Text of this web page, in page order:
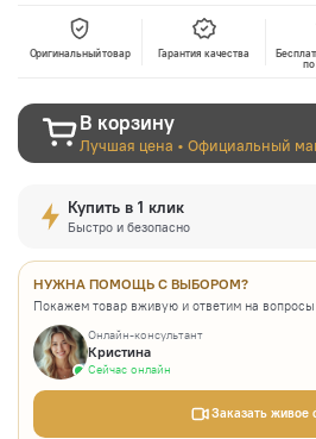
Оригинальный товар Гарантия качества
В корзину
Лучшая цена • Официальный
Купить в 1 клик
Быстро и безопасно
НУЖНА ПОМОЩЬ С ВЫБОРОМ?
Покажем товар вживую и ответим на вопросы
Онлайн-консультант
Кристина
Сейчас онлайн
Заказать живое